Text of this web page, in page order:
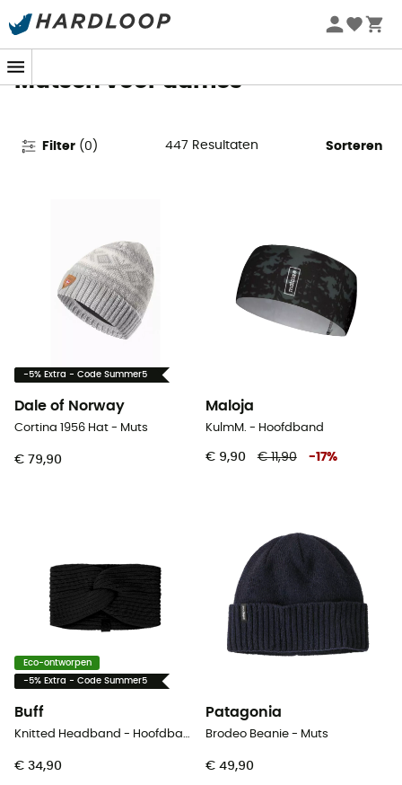
Zomeraanbiedingen 🔥 -5% EXTRA vanaf 2 producten* met
Mutsen voor dames
Filter (0 ) 447 Resultaten Sorteren
-5% Extra - Code Summer5
Dale of Norway
Cortina 1956 Hat - Muts
€ 79,90
Maloja
KulmM. - Hoofdband
€ 9,90 € 11,90 -17%
Eco-ontworpen
-5% Extra - Code Summer5
Buff
Knitted Headband - Hoofdband
€ 34,90
Patagonia
Brodeo Beanie - Muts
€ 49,90